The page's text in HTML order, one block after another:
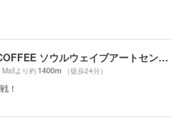
STARBUCKS COFFEE ソウルウェイブアートセンター店
より約1400m （徒歩24分）
！